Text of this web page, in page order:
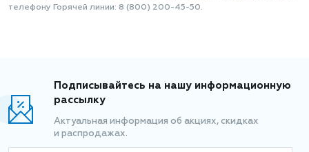
телефону Горячей линии: 8 (800) 200-45-50.
Подписывайтесь на нашу информационную
рассылку
Актуальная информация об акциях, скидках
и распродажах.